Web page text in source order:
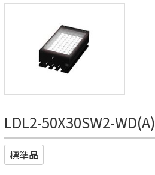
LDL2-50X30SW2-WD(A)
標準品